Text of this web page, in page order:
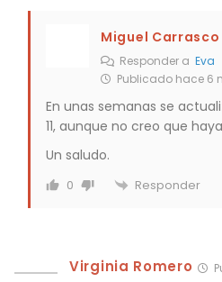
Miguel Carrasco
Responder a Eva
Publicado hace 6
En unas semanas se
11, aunque no creo que
Un saludo.
0 Responder
Virginia Romero